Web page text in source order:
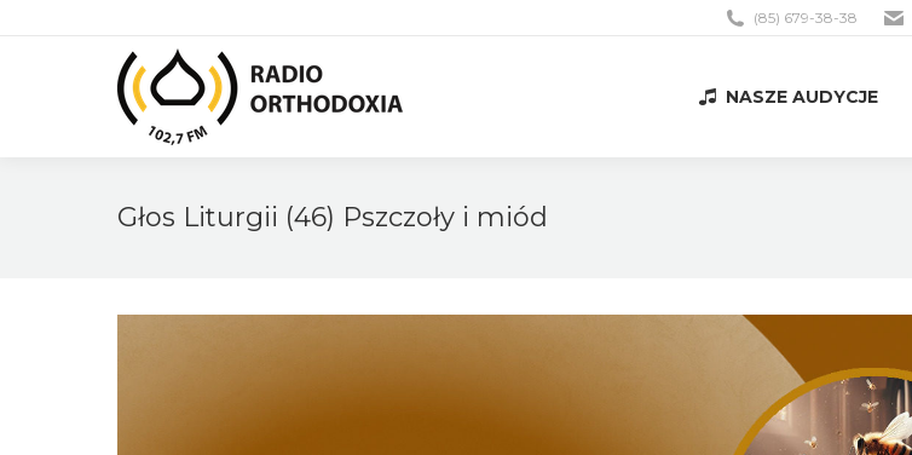
(85) 679-38-38
NASZE AUDYCJE
Głos Liturgii (46) Pszczoły i miód